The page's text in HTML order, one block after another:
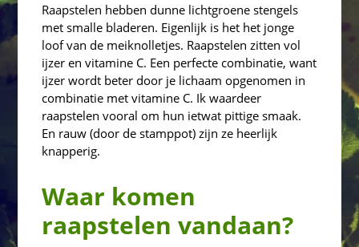
Raapstelen hebben dunne lichtgroene stengels
met smalle bladeren. Eigenlijk is het het jonge
loof van de meiknolletjes. Raapstelen zitten vol
ijzer en vitamine C. Een perfecte combinatie, want
ijzer wordt beter door je lichaam opgenomen in
combinatie met vitamine C. Ik waardeer
raapstelen vooral om hun ietwat pittige smaak.
En rauw (door de stamppot) zijn ze heerlijk
knapperig.
Waar komen
raapstelen vandaan?